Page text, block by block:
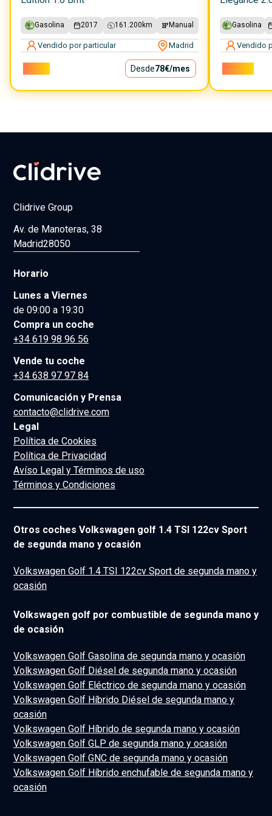
Gasolina 2017 161.200 km Manual
Vendido por particular Madrid
Desde78€/mes
Gasolina
Vendido
Clidrive Group
Av. de Manoteras, 38
Madrid28050
Horario
Lunes a Viernes
de 09:00 a 19:30
Compra un coche
+34 619 98 96 56
Vende tu coche
+34 638 97 97 84
Comunicación y Prensa
contacto@clidrive.com
Legal
Política de Cookies
Política de Privacidad
Avíso Legal y Términos de uso
Términos y Condiciones
Otros coches Volkswagen golf 1.4 TSI 122cv Sport
de segunda mano y ocasión
Volkswagen Golf 1.4 TSI 122cv Sport de segunda mano y
ocasión
Volkswagen golf por combustible de segunda mano y
de ocasión
Volkswagen Golf Gasolina de segunda mano y ocasión
Volkswagen Golf Diésel de segunda mano y ocasión
Volkswagen Golf Eléctrico de segunda mano y ocasión
Volkswagen Golf Híbrido Diésel de segunda mano y
ocasión
Volkswagen Golf Híbrido de segunda mano y ocasión
Volkswagen Golf GLP de segunda mano y ocasión
Volkswagen Golf GNC de segunda mano y ocasión
Volkswagen Golf Híbrido enchufable de segunda mano y
ocasión